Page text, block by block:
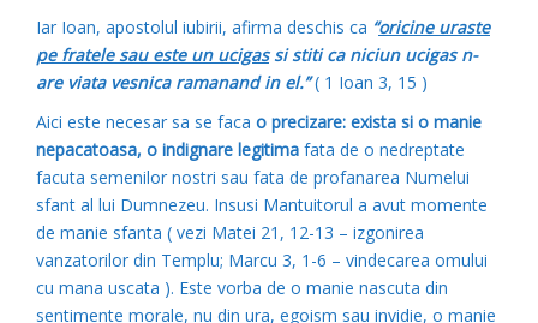
Iar Ioan, apostolul iubirii, afirma deschis ca “oricine uraste
pe fratele sau este un ucigassi stiti ca niciun ucigas n-
are viata vesnica ramanand in el.”( 1 Ioan 3, 15 )
Aici este necesar sa se faca o precizare: exista si o manie
nepacatoasa, o indignare legitima fata de o nedreptate
facuta semenilor nostri sau fata de profanarea Numelui
sfant al lui Dumnezeu. Insusi Mantuitorul a avut momente
de manie sfanta ( vezi Matei 21, 12-13 – izgonirea
vanzatorilor din Templu; Marcu 3, 1-6 – vindecarea omului
cu mana uscata ). Este vorba de o manie nascuta din
sentimente morale, nu din ura, egoism sau invidie, o manie